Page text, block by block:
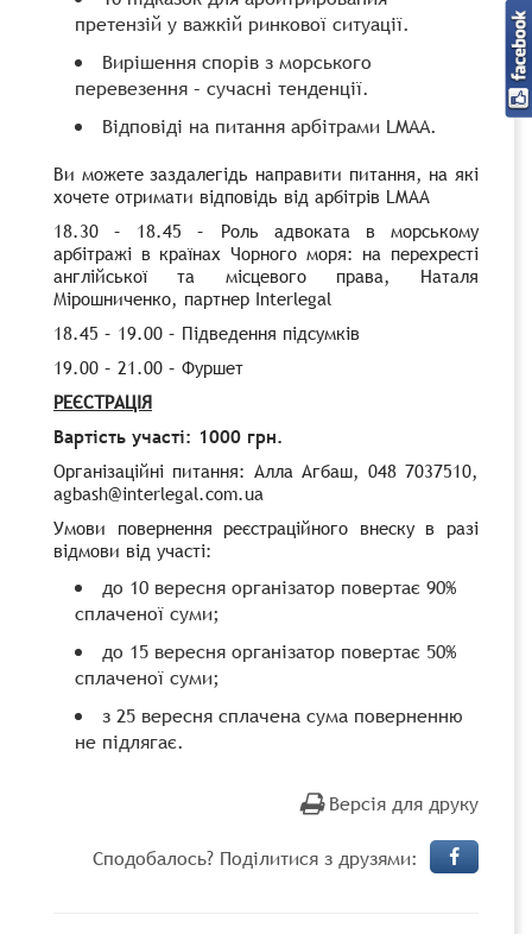
претензій у важкій ринкової ситуації.
Вирішення спорів з морського
перевезення – сучасні тенденції.
Відповіді на питання арбітрами LMAA.
Ви можете заздалегідь направити питання, на які
хочете отримати відповідь від арбітрів LMAA
18.30 – 18.45 – Роль адвоката в морському
арбітражі в країнах Чорного моря: на перехресті
англійської та місцевого права, Наталя
Мірошниченко, партнер Interlegal
18.45 – 19.00 – Підведення підсумків
19.00 – 21.00 – Фуршет
РЕЄСТРАЦІЯ
Вартість участі: 1000 грн.
Організаційні питання: Алла Агбаш, 048 7037510,
agbash@interlegal.com.ua
Умови повернення реєстраційного внеску в разі
відмови від участі:
до 10 вересня організатор повертає 90%
сплаченої суми;
до 15 вересня організатор повертає 50%
сплаченої суми;
з 25 вересня сплачена сума поверненню
не підлягає.
Версія для друку
Сподобалось? Поділитися з друзями: